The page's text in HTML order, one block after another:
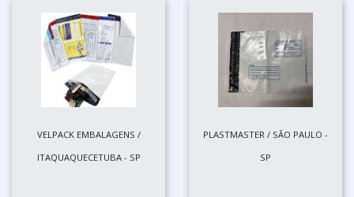
VELPACK EMBALAGENS /
ITAQUAQUECETUBA - SP
PLASTMASTER / SÃO PAULO -
SP